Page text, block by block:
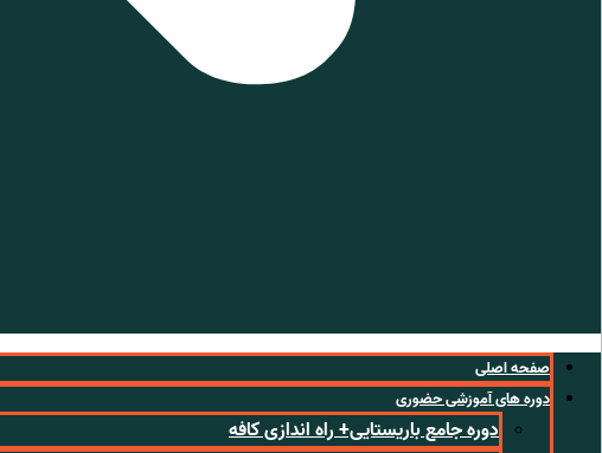
صفحه اصلی
دوره های آموزشی حضوری
دوره جامع باریستایی+ راه اندازی کافه